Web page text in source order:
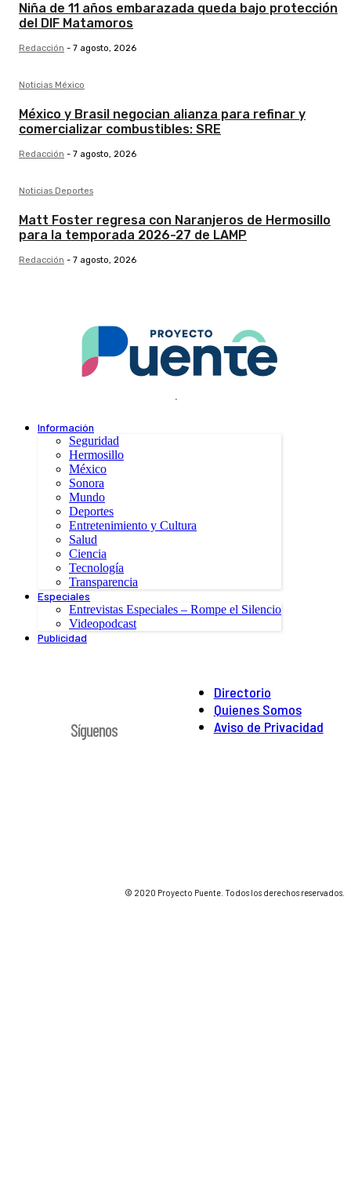
Niña de 11 años embarazada queda bajo protección
del DIF Matamoros
Redacción - 7 agosto, 2026
Noticias México
México y Brasil negocian alianza para refinar y
comercializar combustibles: SRE
Redacción - 7 agosto, 2026
Noticias Deportes
Matt Foster regresa con Naranjeros de Hermosillo
para la temporada 2026-27 de LAMP
Redacción - 7 agosto, 2026
.
Información
Seguridad
Hermosillo
México
Sonora
Mundo
Deportes
Entretenimiento y Cultura
Salud
Ciencia
Tecnología
Transparencia
Especiales
Entrevistas Especiales – Rompe el Silencio
Videopodcast
Publicidad
Directorio
Quienes Somos
Aviso de Privacidad
Síguenos
© 2020 Proyecto Puente. Todos los derechos reservados.